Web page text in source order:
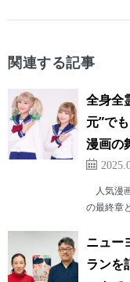
関連する記事
全身全
元”で
漫画の
人気漫
の最終章
ニュー
ランを